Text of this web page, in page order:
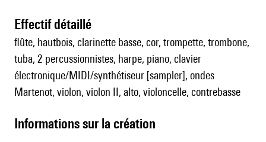
effectif détaillé
flûte, hautbois, clarinette basse, cor, trompette, trombone,
tuba, 2 percussionnistes, harpe, piano, clavier
électronique/MIDI/synthétiseur [sampler], ondes
Martenot, violon, violon II, alto, violoncelle, contrebasse
informations sur la création